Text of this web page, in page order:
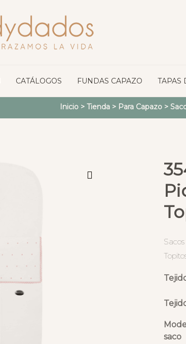
CATÁLOGOS FUNDAS CAPAZO TAPAS
Inicio> Tienda> Para Capazo>
saco